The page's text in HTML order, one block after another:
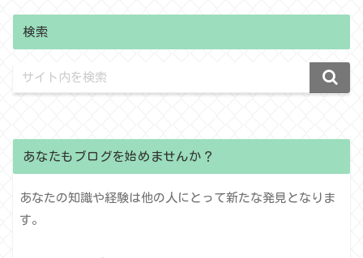
検索
あなたもブログを始めませんか？
あなたの知識や経験は他の人にとって新たな発見となりま
す。